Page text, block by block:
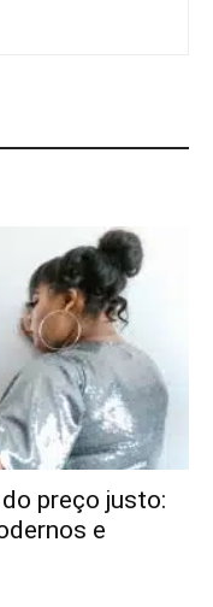
preço justo:
e